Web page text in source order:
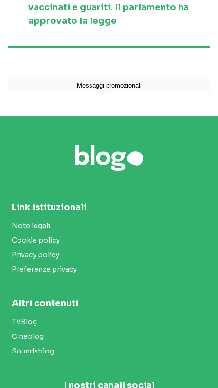
vaccinati e guariti. Il parlamento ha
approvato la legge
Link istituzionali
Note legali
Cookie policy
Privacy policy
Preferenze privacy
Altri contenuti
TVBlog
Cineblog
Soundsblog
I nostri canali social